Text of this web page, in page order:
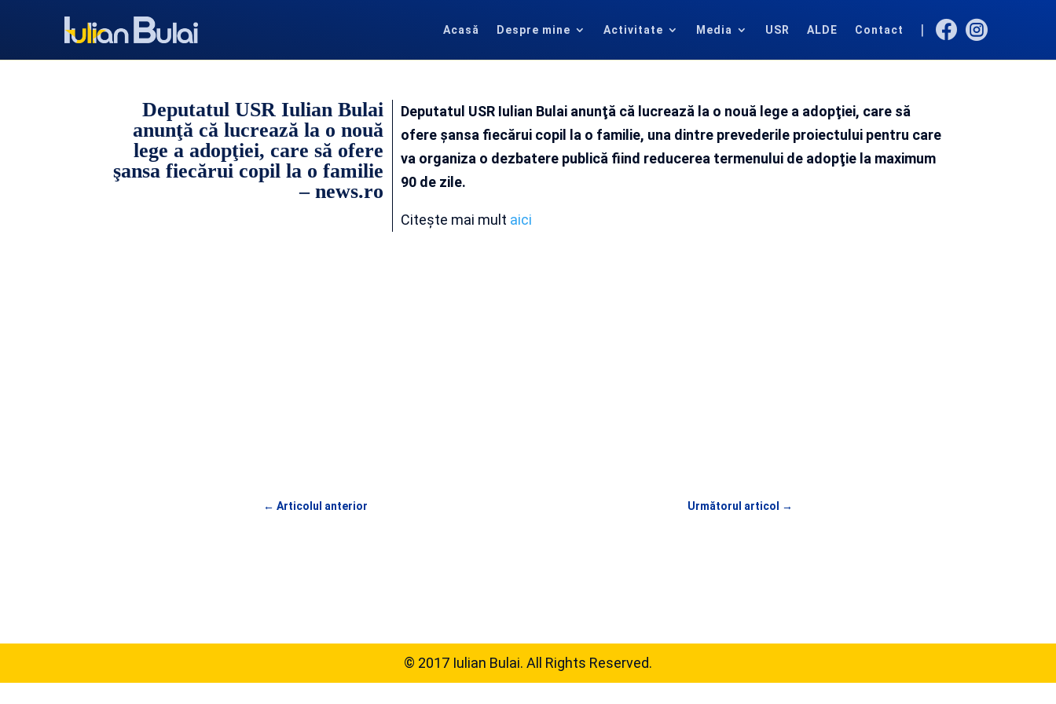
Acasă Despre mine Activitate Media USR ALDE Contact |  
Deputatul USR Iulian Bulai
anunţă că lucrează la o nouă
lege a adopţiei, care să ofere
şansa fiecărui copil la o familie
– news.ro
Deputatul USR Iulian Bulai anunţă că lucrează la o nouă lege a adopţiei, care să
ofere şansa fiecărui copil la o familie, una dintre prevederile proiectului pentru care
va organiza o dezbatere publică fiind reducerea termenului de adopţie la maximum
90 de zile.
Citește mai mult aici
←Articolul anterior Următorul articol →
© 2017 Iulian Bulai. All Rights Reserved.